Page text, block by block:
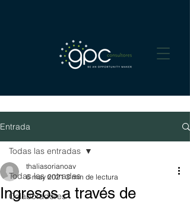
Entrada
Todas las entradas
Colaboradores
Todas las entradas
Ingresos a través de
thaliasorianoav
6 may 2021 3 min de lectura